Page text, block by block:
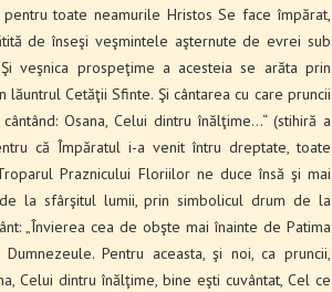
toate neamurile Hristos Se face împărat,
de înseşi veşmintele aşternute de evrei sub
veşnica prospeţime a acesteia se arăta prin
Cetăţii Sfinte. Şi cântarea cu care pruncii
Osana, Celui dintru înălţime…“ (stihiră a
că Împăratul i-a venit întru dreptate, toate
Praznicului Floriilor ne duce însă şi mai
la sfârşitul lumii, prin simbolicul drum de la
„Învierea cea de obşte mai înainte de Patima
Pentru aceasta, şi noi, ca pruncii,
Celui dintru înălţime, bine eşti cuvântat, Cel ce